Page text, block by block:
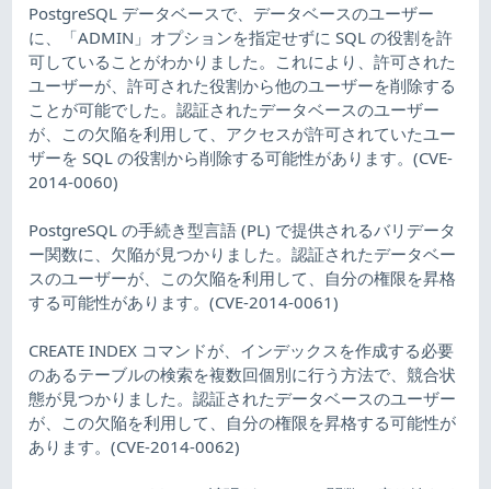
PostgreSQL データベースで、データベースのユーザー
に、「ADMIN」オプションを指定せずに SQL の役割を許
可していることがわかりました。これにより、許可された
ユーザーが、許可された役割から他のユーザーを削除する
ことが可能でした。認証されたデータベースのユーザー
が、この欠陥を利用して、アクセスが許可されていたユー
ザーを SQL の役割から削除する可能性があります。(CVE-
2014-0060)
PostgreSQL の手続き型言語 (PL) で提供されるバリデータ
ー関数に、欠陥が見つかりました。認証されたデータベー
スのユーザーが、この欠陥を利用して、自分の権限を昇格
する可能性があります。(CVE-2014-0061)
CREATE INDEX コマンドが、インデックスを作成する必要
のあるテーブルの検索を複数回個別に行う方法で、競合状
態が見つかりました。認証されたデータベースのユーザー
が、この欠陥を利用して、自分の権限を昇格する可能性が
あります。(CVE-2014-0062)